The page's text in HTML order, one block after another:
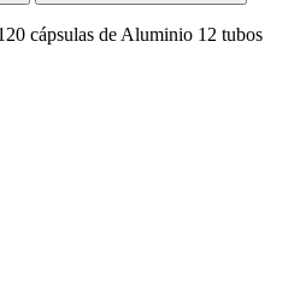
cápsulas de Aluminio 12 tubos